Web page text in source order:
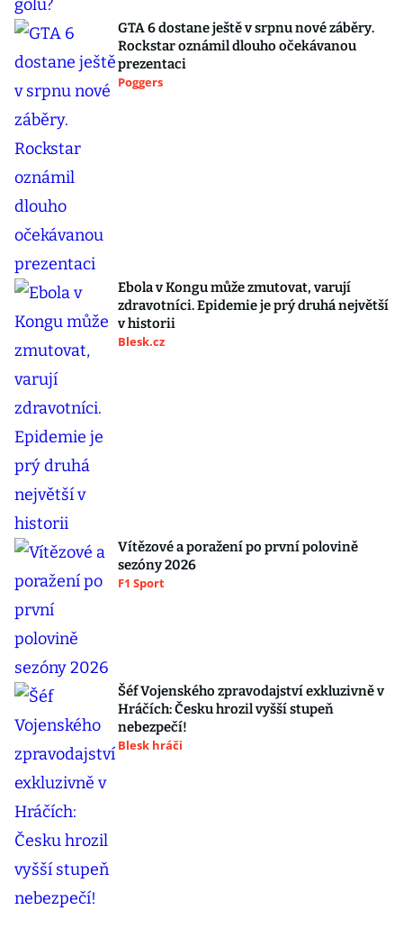
GTA 6 dostane ještě v srpnu nové záběry.
Rockstar oznámil dlouho očekávanou
prezentaci
Poggers
Ebola v Kongu může zmutovat, varují
zdravotníci. Epidemie je prý druhá největší
v historii
Blesk.cz
Vítězové a poražení po první polovině
sezóny 2026
F1 Sport
Šéf Vojenského zpravodajství exkluzivně v
Hráčích: Česku hrozil vyšší stupeň
nebezpečí!
Blesk hráči